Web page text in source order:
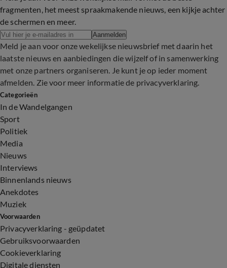
fragmenten, het meest spraakmakende nieuws, een kijkje achter
de schermen en meer.
Aanmelden
Meld je aan voor onze wekelijkse nieuwsbrief met daarin het
laatste nieuws en aanbiedingen die wijzelf of in samenwerking
met onze partners organiseren. Je kunt je op ieder moment
afmelden. Zie voor meer informatie de privacyverklaring.
Categorieën
In de Wandelgangen
Sport
Politiek
Media
Nieuws
Interviews
Binnenlands nieuws
Anekdotes
Muziek
Voorwaarden
Privacyverklaring - geüpdatet
Gebruiksvoorwaarden
Cookieverklaring
Digitale diensten